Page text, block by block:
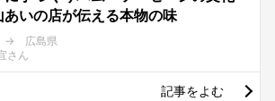
あいの店が伝える本物の味
→ 広島県
さん
記事をよむ